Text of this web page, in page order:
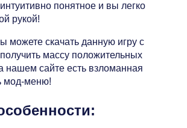
понятное и вы легко
рукой!
можете скачать данную игру с
массу положительных
нашем сайте есть взломанная
мод-меню!